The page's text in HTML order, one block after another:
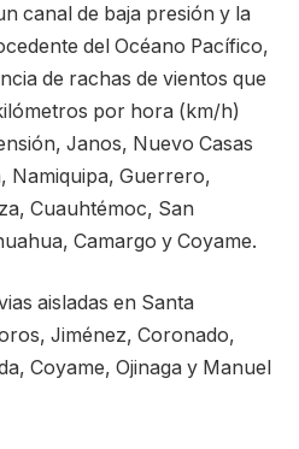
canal de baja presión y la
del Océano Pacífico,
de rachas de vientos que
por hora (km/h)
Janos, Nuevo Casas
Namiquipa, Guerrero,
Cuauhtémoc, San
Camargo y Coyame.
aisladas en Santa
Jiménez, Coronado,
Coyame, Ojinaga y Manuel